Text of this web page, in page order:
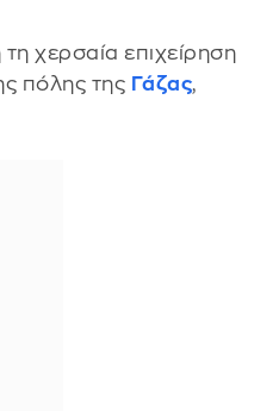
χερσαία επιχείρηση
πόλης της Γάζας,